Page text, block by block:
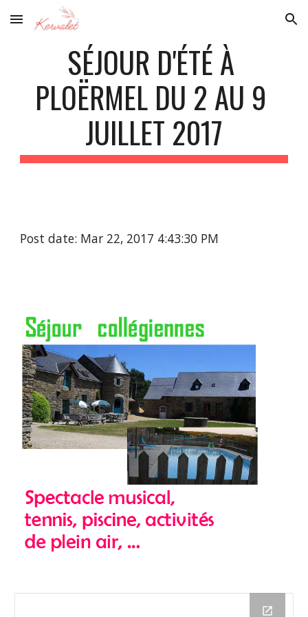
Skip to main content Skip to navigation
SÉJOUR D'ÉTÉ À
PLOËRMEL DU 2 AU 9
JUILLET 2017
Post date: Mar 22, 2017 4:43:30 PM